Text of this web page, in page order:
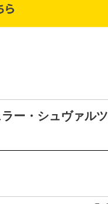
ー・シュヴァル